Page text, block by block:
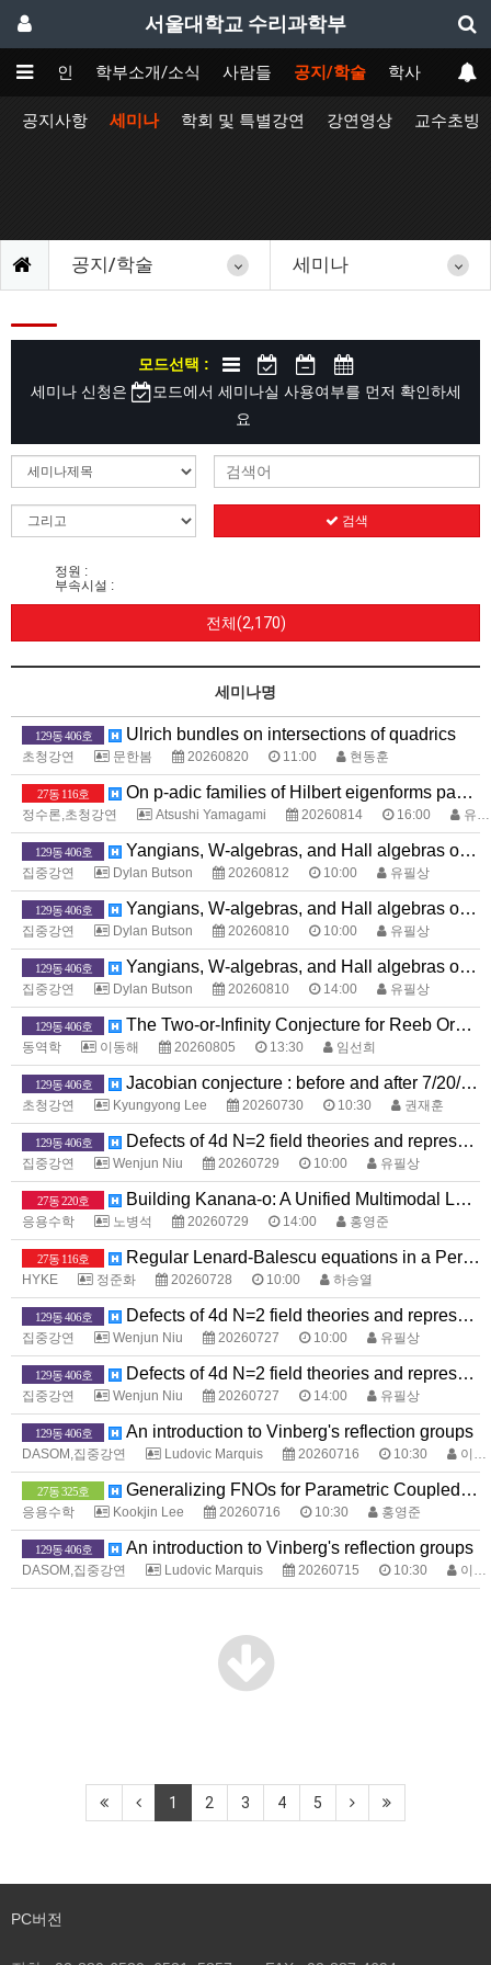
서울대학교 수리과학부
메인 학부소개/소식 사람들 공지/학술 학사
공지사항 세미나 학회 및 특별강연 강연영상 교수초빙
공지/학술 세미나
모드선택 :
세미나 신청은
모드에서 세미나실 사용여부를 먼저 확인하세
요
검색
정원 :
부속시설 :
전체(2,170)
세미나명
129동 406호 Ulrich bundles on intersections of quadrics
초청강연 문한봄 20260820 11:00 현동훈
27동 116호 On p-adic families of Hilbert eigenforms passing through the base change of a p-supercuspidal newform
정수론,초청강연 Atsushi Yamagami 20260814 16:00 유화종
129동 406호 Yangians, W-algebras, and Hall algebras of toric Calabi-Yau threefolds
집중강연 Dylan Butson 20260812 10:00 유필상
129동 406호 Yangians, W-algebras, and Hall algebras of toric Calabi-Yau threefolds
집중강연 Dylan Butson 20260810 10:00 유필상
129동 406호 Yangians, W-algebras, and Hall algebras of toric Calabi-Yau threefolds
집중강연 Dylan Butson 20260810 14:00 유필상
129동 406호 The Two-or-Infinity Conjecture for Reeb Orbits
동역학 이동해 20260805 13:30 임선희
129동 406호 Jacobian conjecture : before and after 7/20/2026
초청강연 Kyungyong Lee 20260730 10:30 권재훈
129동 406호 Defects of 4d N=2 field theories and representation theory
집중강연 Wenjun Niu 20260729 10:00 유필상
27동 220호 Building Kanana-o: A Unified Multimodal Language Model that Sees, Hears, and Speaks
응용수학 노병석 20260729 14:00 홍영준
27동 116호 Regular Lenard-Balescu equations in a Periodic Box
HYKE 정준화 20260728 10:00 하승열
129동 406호 Defects of 4d N=2 field theories and representation theory
집중강연 Wenjun Niu 20260727 10:00 유필상
129동 406호 Defects of 4d N=2 field theories and representation theory
집중강연 Wenjun Niu 20260727 14:00 유필상
129동 406호 An introduction to Vinberg's reflection groups
DASOM,집중강연 Ludovic Marquis 20260716 10:30 이계선
27동 325호 Generalizing FNOs for Parametric Coupled Systems
응용수학 Kookjin Lee 20260716 10:30 홍영준
129동 406호 An introduction to Vinberg's reflection groups
DASOM,집중강연 Ludovic Marquis 20260715 10:30 이계선
1 2 3 4 5
PC버전